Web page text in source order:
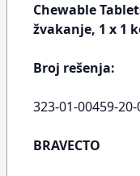
Chewable
žvakanje, 1 x 1
Broj rešenja:
323-01-00459-
BRAVECTO